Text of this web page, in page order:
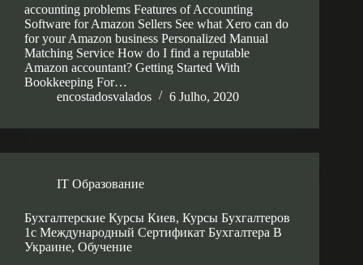
accounting problems Features of Accounting
Software for Amazon Sellers See what Xero can do
for your Amazon business Personalized Manual
Matching Service How do I find a reputable
Amazon accountant? Getting Started With
Bookkeeping For…
encostadosvalados
6 Julho, 2020
IT Образование
Бухгалтерские Курсы Киев, Курсы Бухгалтеров
1с Международный Сертификат Бухгалтера В
Украине, Обучение